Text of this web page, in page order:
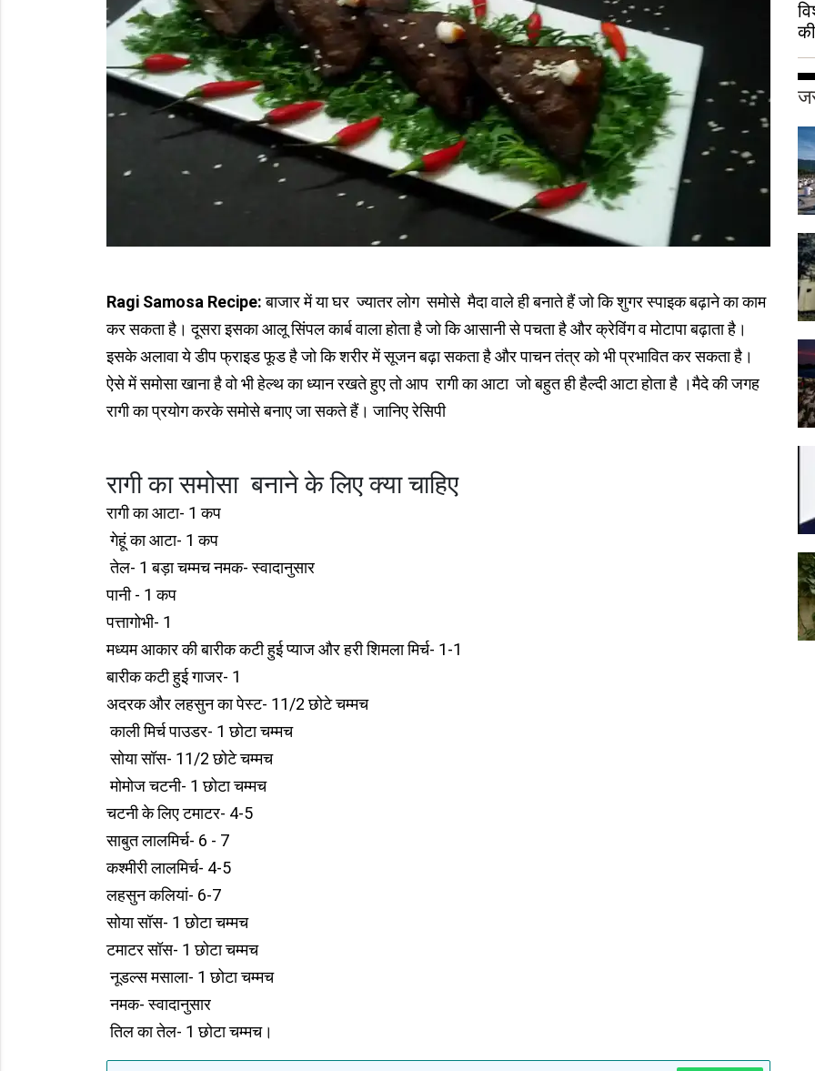
Ragi Samosa Recipe:बाजार में या घर ज्यातर लोग समोसे मैदा वाले ही बनाते हैं जो कि शुगर स्पाइक बढ़ाने का काम
कर सकता है। दूसरा इसका आलू सिंपल कार्ब वाला होता है जो कि आसानी से पचता है और क्रेविंग व मोटापा बढ़ाता है।
इसके अलावा ये डीप फ्राइड फूड है जो कि शरीर में सूजन बढ़ा सकता है और पाचन तंत्र को भी प्रभावित कर सकता है।
ऐसे में समोसा खाना है वो भी हेल्थ का ध्यान रखते हुए तो आप रागी का आटा जो बहुत ही हैल्दी आटा होता है ।मैदे की जगह
रागी का प्रयोग करके समोसे बनाए जा सकते हैं। जानिए रेसिपी
रागी का समोसा बनाने के लिए क्या चाहिए
रागी का आटा- 1 कप
गेहूं का आटा- 1 कप
तेल- 1 बड़ा चम्मच नमक- स्वादानुसार
पानी - 1 कप
पत्तागोभी- 1
मध्यम आकार की बारीक कटी हुई प्याज और हरी शिमला मिर्च- 1-1
बारीक कटी हुई गाजर- 1
अदरक और लहसुन का पेस्ट- 11/2 छोटे चम्मच
काली मिर्च पाउडर- 1 छोटा चम्मच
सोया सॉस- 11/2 छोटे चम्मच
मोमोज चटनी- 1 छोटा चम्मच
चटनी के लिए टमाटर- 4-5
साबुत लालमिर्च- 6 - 7
कश्मीरी लालमिर्च- 4-5
लहसुन कलियां- 6-7
सोया सॉस- 1 छोटा चम्मच
टमाटर सॉस- 1 छोटा चम्मच
नूडल्स मसाला- 1 छोटा चम्मच
नमक- स्वादानुसार
तिल का तेल- 1 छोटा चम्मच।
हुई